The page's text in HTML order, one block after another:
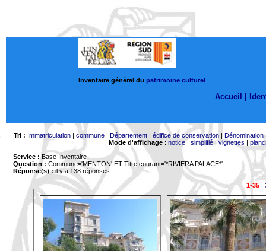
Inventaire général du patrimoine culturel
Accueil |
Tri : Immatriculation| commune| Département| édifice de conservation| Dénomination
Mode d'affichage: notice| simplifié|vignettes |
Service : Base Inventaire
Question : Commune='MENTON' ET Titre courant='*RIVIERA PALACE*'
Réponse(s) :il y a 138 réponses
1-35|